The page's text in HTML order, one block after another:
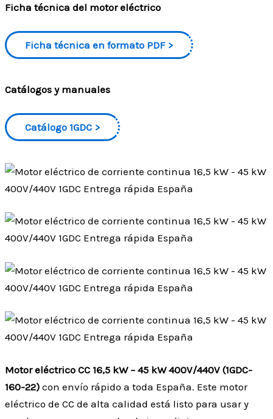
Ficha técnica del motor eléctrico
Ficha técnica en formato PDF
Catálogos y manuales
Catálogo 1GDC
Motor eléctrico CC 16,5 kW – 45 kW 400V/440V (1GDC-
160-22) con envío rápido a toda España. Este motor
eléctrico de CC de alta calidad está listo para usar y